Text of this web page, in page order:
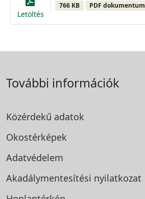
Letöltés
766 KB PDF dokumentum
További információk
Közérdekű adatok
Okostérképek
Adatvédelem
Akadálymentesítési nyilatkozat